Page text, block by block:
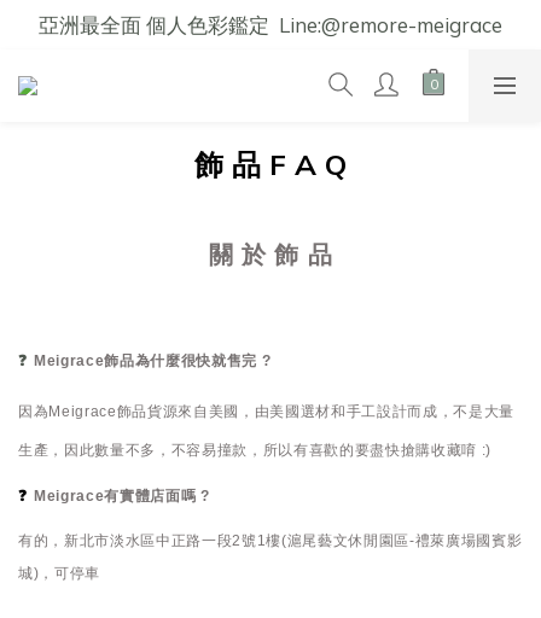
亞洲最全面 個人色彩鑑定  Line:@remore-meigrace
飾 品 F A Q
關 於 飾 品
❓ Meigrace飾品為什麼很快就售完 ?
因為Meigrace飾品貨源來自美國，由美國選材和手工設計而成，不是大量
生產，因此數量不多，不容易撞款，所以有喜歡的要盡快搶購收藏唷 :)
❓ Meigrace有實體店面嗎 ?
有的，新北市淡水區中正路一段2號1樓(滬尾藝文休閒園區-禮萊廣場國賓影
城)，可停車